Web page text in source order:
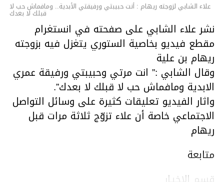
علاء الشابي لزوجته ريهام : أنت حبيبتي ورفيقتي الأبدية.. ومافماش حب لا
قبلك لا بعدك
نشر علاء الشابي على صفحته في انستغرام
مقطع فيديو بخاصية الستوري يتغزل فيه بزوجته
ريهام بن علية
وقال الشابي :” انت مرتي وحبيبتي ورفيقة عمري
الابدية ومافماش حب لا قبلك لا بعدك”.
واثار الفيديو تعليقات كثيرة على وسائل التواصل
الاجتماعي خاصة أن علاء تزوّج ثلاثة مرات قبل
ريهام
متابعة